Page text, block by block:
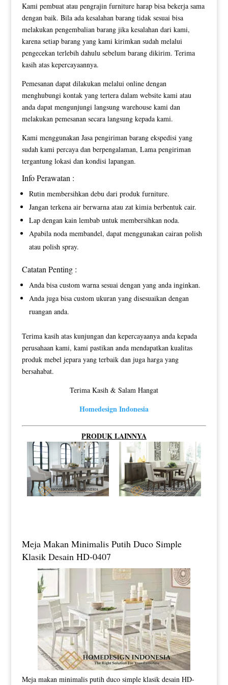
Kami pembuat atau pengrajin furniture harap bisa bekerja sama
dengan baik. Bila ada kesalahan barang tidak sesuai bisa
melakukan pengembalian barang jika kesalahan dari kami,
karena setiap barang yang kami kirimkan sudah melalui
pengecekan terlebih dahulu sebelum barang dikirim. Terima
kasih atas kepercayaannya.
Pemesanan dapat dilakukan melalui online dengan
menghubungi kontak yang tertera dalam website kami atau
anda dapat mengunjungi langsung warehouse kami dan
melakukan pemesanan secara langsung kepada kami.
Kami menggunakan Jasa pengiriman barang ekspedisi yang
sudah kami percaya dan berpengalaman, Lama pengiriman
tergantung lokasi dan kondisi lapangan.
Info Perawatan :
Rutin membersihkan debu dari produk furniture.
Jangan terkena air berwarna atau zat kimia berbentuk cair.
Lap dengan kain lembab untuk membersihkan noda.
Apabila noda membandel, dapat menggunakan cairan polish
atau polish spray.
Catatan Penting :
Anda bisa custom warna sesuai dengan yang anda inginkan.
Anda juga bisa custom ukuran yang disesuaikan dengan
ruangan anda.
Terima kasih atas kunjungan dan kepercayaanya anda kepada
perusahaan kami, kami pastikan anda mendapatkan kualitas
produk mebel jepara yang terbaik dan juga harga yang
bersahabat.
Terima Kasih & Salam Hangat
Homedesign Indonesia
PRODUK LAINNYA
Meja Makan Minimalis Putih Duco Simple
Klasik Desain HD-0407
Meja makan minimalis putih duco simple klasik desain HD-